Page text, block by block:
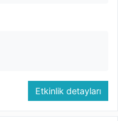
Etkinlik detayları